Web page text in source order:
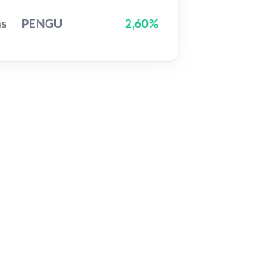
PENGU 2,60%